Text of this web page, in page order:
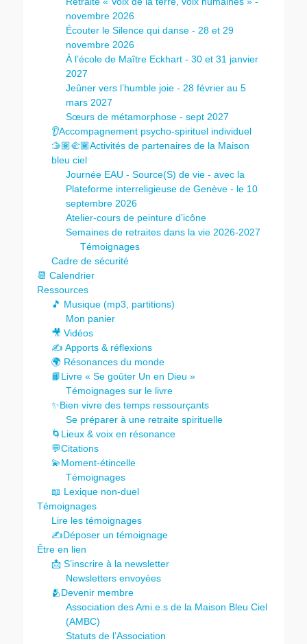
novembre 2026
Écouter le Silence qui danse - 28 et 29
novembre 2026
À l’école de Maître Eckhart - 30 et 31 janvier
2027
Jeûner vers l’humble joie - 28 février au 5
mars 2027
Sœurs de métamorphose - sept 2027
👂Accompagnement psycho-spirituel individuel
🫱🏽‍🫲🏾Activités de partenaires de la Maison
bleu ciel
Journée EAU - Source(S) de vie - avec la
Plateforme interreligieuse de Genève - le 10
septembre 2026
Atelier-cours de peinture d’icône
Semaines de retraites dans la vie 2026-2027
Témoignages
Cadre de sécurité
📆 Calendrier
Ressources
🎵 Musique (mp3, partitions)
Mon panier
🎥 Vidéos
✍️ Apports & réflexions
🌍 Résonances du monde
📙Livre « Se goûter Un en Dieu »
Témoignages sur le livre
✨Bien vivre des temps ressourçants
Se préparer à une retraite spirituelle
🌀Lieux & voix en résonance
💬Citations
💫Moment-étincelle
Témoignages
📖 Lexique non-duel
Témoignages
Lire les témoignages
✍️Déposer un témoignage
Être en lien
📩 S’inscrire à la newsletter
Newsletters envoyées
🫂Devenir membre
Association des Ami.e.s de la Maison Bleu Ciel
(AMBC)
Statuts de l’Association